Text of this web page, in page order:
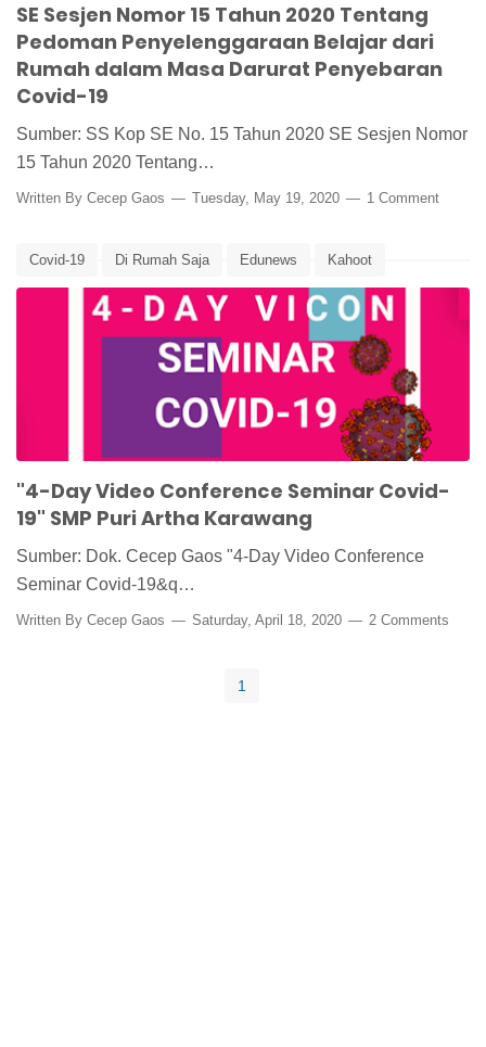
SE Sesjen Nomor 15 Tahun 2020 Tentang
Pedoman Penyelenggaraan Belajar dari
Rumah dalam Masa Darurat Penyebaran
Covid-19
Sumber: SS Kop SE No. 15 Tahun 2020 SE Sesjen Nomor
15 Tahun 2020 Tentang…
Written By Cecep Gaos Tuesday, May 19, 2020 1 Comment
Covid-19 Di Rumah Saja Edunews Kahoot
Learn from Home Media Pembelajaran Seminar Online
"4-Day Video Conference Seminar Covid-
19" SMP Puri Artha Karawang
Sumber: Dok. Cecep Gaos "4-Day Video Conference
Seminar Covid-19&q…
Written By Cecep Gaos Saturday, April 18, 2020 2 Comments
1